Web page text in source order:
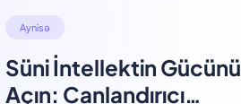
Aynisə
Süni İntellektin Gücünü
Açın: Canlandırıcı